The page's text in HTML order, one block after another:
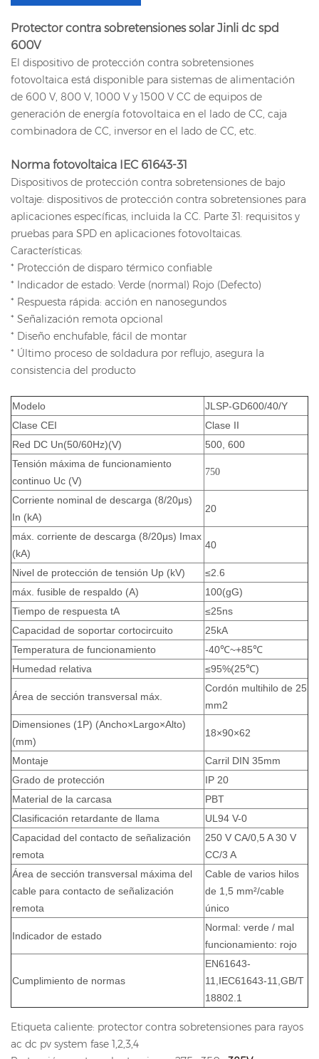
Protector contra sobretensiones solar Jinli dc spd
600V
El dispositivo de protección contra sobretensiones
fotovoltaica está disponible para sistemas de alimentación
de 600 V, 800 V, 1000 V y 1500 V CC de equipos de
generación de energía fotovoltaica en el lado de CC, caja
combinadora de CC, inversor en el lado de CC, etc.
Norma fotovoltaica IEC 61643-31
Dispositivos de protección contra sobretensiones de bajo
voltaje: dispositivos de protección contra sobretensiones para
aplicaciones específicas, incluida la CC. Parte 31: requisitos y
pruebas para SPD en aplicaciones fotovoltaicas.
Características:
* Protección de disparo térmico confiable
* Indicador de estado: Verde (normal) Rojo (Defecto)
* Respuesta rápida: acción en nanosegundos
* Señalización remota opcional
* Diseño enchufable, fácil de montar
* Último proceso de soldadura por reflujo, asegura la
consistencia del producto
Modelo
JLSP-GD600/40/Y
Clase CEI
Clase II
Red DC Un(50/60Hz)(V)
500, 600
Tensión máxima de funcionamiento
continuo Uc (V)
750
Corriente nominal de descarga (8/20μs)
In (kA)
20
máx. corriente de descarga (8/20μs) Imax
(kA)
40
Nivel de protección de tensión Up (kV)
≤2.6
máx. fusible de respaldo (A)
100(gG)
Tiempo de respuesta tA
≤25ns
Capacidad de soportar cortocircuito
25kA
Temperatura de funcionamiento
-40℃~+85℃
Humedad relativa
≤95%(25℃)
Área de sección transversal máx.
Cordón multihilo de 25
mm2
Dimensiones (1P) (Ancho×Largo×Alto)
(mm)
18×90×62
Montaje
Carril DIN 35mm
Grado de protección
IP 20
Material de la carcasa
PBT
Clasificación retardante de llama
UL94 V-0
Capacidad del contacto de señalización
remota
250 V CA/0,5 A 30 V
CC/3 A
Área de sección transversal máxima del
cable para contacto de señalización
remota
Cable de varios hilos
de 1,5 mm²/cable
único
Indicador de estado
Normal: verde / mal
funcionamiento: rojo
Cumplimiento de normas
EN61643-
11,IEC61643-11,GB/T
18802.1
Etiqueta caliente: protector contra sobretensiones para rayos
ac dc pv system fase 1,2,3,4